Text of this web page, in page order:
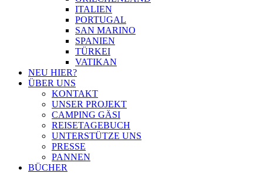
ITALIEN
PORTUGAL
SAN MARINO
SPANIEN
TÜRKEI
VATIKAN
NEU HIER?
ÜBER UNS
KONTAKT
UNSER PROJEKT
CAMPING GÄSI
REISETAGEBUCH
UNTERSTÜTZE UNS
PRESSE
PANNEN
BÜCHER